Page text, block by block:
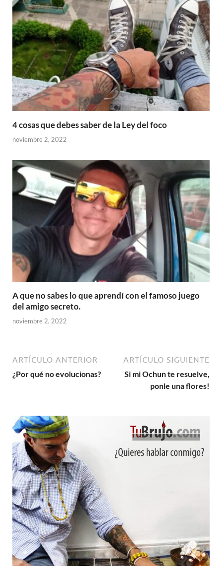
4 cosas que debes saber de la Ley del foco
noviembre 2, 2022
A que no sabes lo que aprendí con el famoso juego
del amigo secreto.
noviembre 2, 2022
ARTÍCULO ANTERIOR
¿Por qué no evolucionas?
ARTÍCULO SIGUIENTE
Si mi Ochun te resuelve,
ponle una flores!